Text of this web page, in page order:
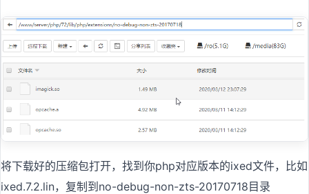
将下载好的压缩包打开，找到你php对应版本的ixed文件，比如
ixed.7.2.lin，复制到no-debug-non-zts-20170718目录